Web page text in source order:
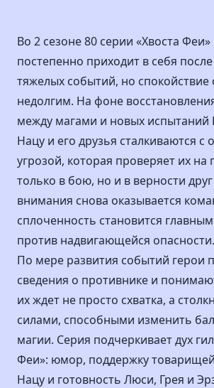
Во 2 сезоне 80 серии «Хвоста Феи»
постепенно приходит в себя
тяжелых событий, но спокойствие
недолгим. На фоне
между магами и новых испытаний
Нацу и его друзья сталкиваются с
угрозой, которая проверяет их на
только в бою, но и в верности
внимания снова оказывается
сплоченность становится
против надвигающейся опасности.
По мере развития событий герои
сведения о противнике и
их ждет не просто схватка, а
силами, способными изменить
магии. Серия подчеркивает дух
Феи»: юмор, поддержку
Нацу и готовность Люси, Грея и